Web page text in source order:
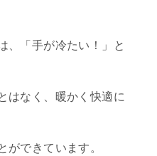
、「手が冷たい！」と
はなく、暖かく快適に
ができています。